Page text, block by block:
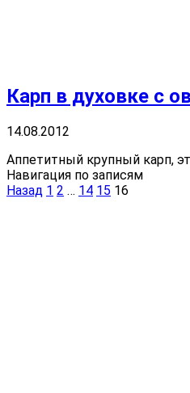
Карп в духовке с
14.08.2012
Аппетитный крупный карп,
Навигация по записям
Назад 1 2 … 14 15 16